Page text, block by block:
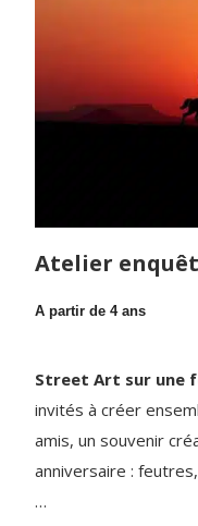
Atelier
A partir de 4 ans
Street Art sur une
invités à créer
amis, un souvenir
anniversaire :
…